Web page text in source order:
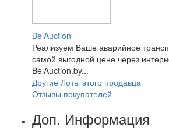
BelAuction
Реализуем Ваше аварийное
самой выгодной цене через
BelAuction.by...
Другие Лоты этого продавца
Отзывы покупателей
Доп. Информация